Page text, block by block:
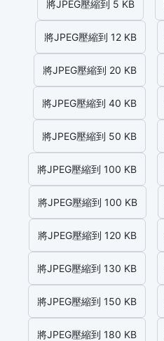
將JPEG壓縮到 5 KB
將JPEG壓縮到 12 KB
將JPEG壓縮到 20 KB
將JPEG壓縮到 40 KB
將JPEG壓縮到 50 KB
將JPEG壓縮到 100 KB
將JPEG壓縮到 100 KB
將JPEG壓縮到 120 KB
將JPEG壓縮到 130 KB
將JPEG壓縮到 150 KB
將JPEG壓縮到 180 KB